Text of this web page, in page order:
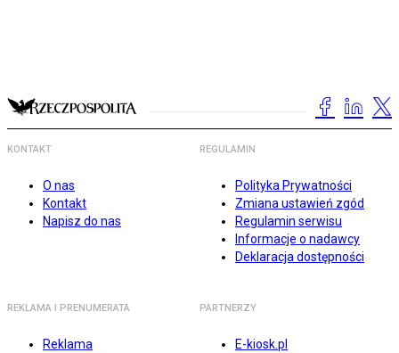
KONTAKT
O nas
Kontakt
Napisz do nas
REGULAMIN
Polityka Prywatności
Zmiana ustawień zgód
Regulamin serwisu
Informacje o nadawcy
Deklaracja dostępności
REKLAMA I PRENUMERATA
Reklama
PARTNERZY
E-kiosk.pl